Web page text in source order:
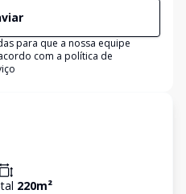
para que a nossa equipe
com a política de
220m²